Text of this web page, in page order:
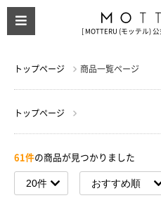
[ MOTTERU (モッテル)
トップページ 商品一覧ページ
トップページ
61件の商品が見つかりました